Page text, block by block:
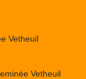
Vetheuil
Vetheuil